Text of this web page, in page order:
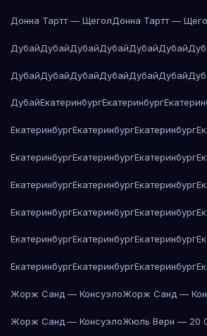
Донна Тартт — ЩеголДонна Тартт —
ДубайДубайДубайДубайДубайДубай
ДубайДубайДубайДубайДубайДубай
ДубайЕкатеринбургЕкатеринбург
ЕкатеринбургЕкатеринбургЕкатеринбург
ЕкатеринбургЕкатеринбургЕкатеринбург
ЕкатеринбургЕкатеринбургЕкатеринбург
ЕкатеринбургЕкатеринбургЕкатеринбург
ЕкатеринбургЕкатеринбургЕкатеринбург
ЕкатеринбургЕкатеринбургЕкатеринбург
Жорж Санд — КонсуэлоЖорж Санд —
Жорж Санд — КонсуэлоЖюль Верн — 20